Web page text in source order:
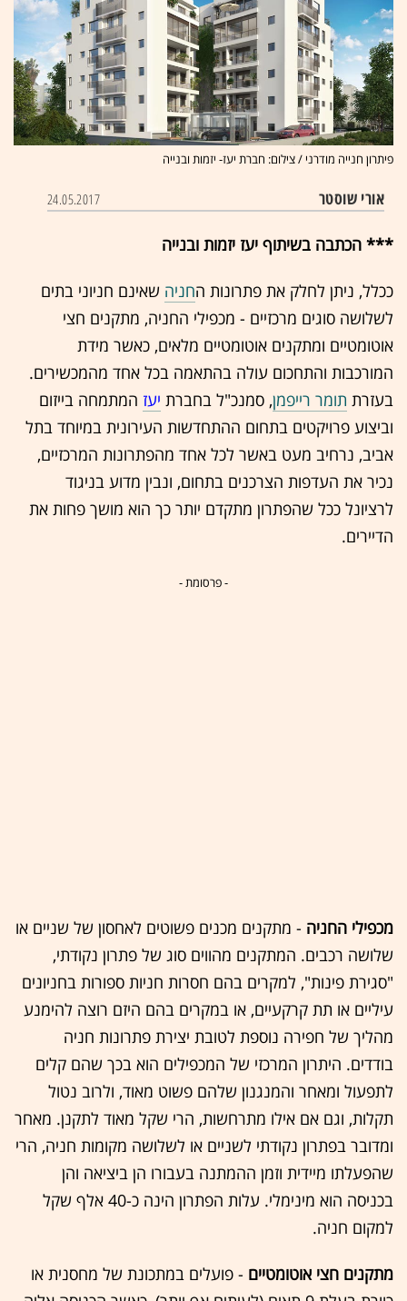
פיתרון חנייה מודרני / צילום: חברת יעז- יזמות ובנייה
אורי שוסטר 24.05.2017
*** הכתבה בשיתוף יעז יזמות ובנייה
ככלל, ניתן לחלק את פתרונות החניה שאינם חניוני בתים
לשלושה סוגים מרכזיים - מכפילי החניה, מתקנים חצי
אוטומטיים ומתקנים אוטומטיים מלאים, כאשר מידת
המורכבות והתחכום עולה בהתאמה בכל אחד מהמכשירים.
בעזרת תומר רייפמן, סמנכ"ל בחברת יעז המתמחה בייזום
וביצוע פרויקטים בתחום ההתחדשות העירונית במיוחד בתל
אביב, נרחיב מעט באשר לכל אחד מהפתרונות המרכזיים,
נכיר את העדפות הצרכנים בתחום, ונבין מדוע בניגוד
לרציונל ככל שהפתרון מתקדם יותר כך הוא מושך פחות את
הדיירים.
- פרסומת -
מכפילי החניה - מתקנים מכנים פשוטים לאחסון של שניים או
שלושה רכבים. המתקנים מהווים סוג של פתרון נקודתי,
"סגירת פינות", למקרים בהם חסרות חניות ספורות בחניונים
עיליים או תת קרקעיים, או במקרים בהם היזם רוצה להימנע
מהליך של חפירה נוספת לטובת יצירת פתרונות חניה
בודדים. היתרון המרכזי של המכפילים הוא בכך שהם קלים
לתפעול ומאחר והמנגנון שלהם פשוט מאוד, ולרוב נטול
תקלות, וגם אם אילו מתרחשות, הרי שקל מאוד לתקנן. מאחר
ומדובר בפתרון נקודתי לשניים או לשלושה מקומות חניה, הרי
שהפעלתו מיידית וזמן ההמתנה בעבורו הן ביציאה והן
בכניסה הוא מינימלי. עלות הפתרון הינה כ-40 אלף שקל
למקום חניה.
מתקנים חצי אוטומטיים - פועלים במתכונת של מחסנית או